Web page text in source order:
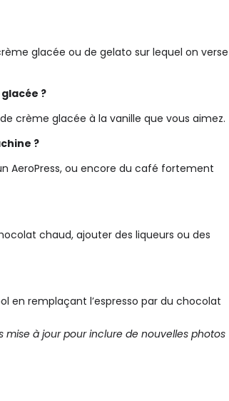
glacée ou de gelato sur lequel on verse
?
crème glacée à la vanille que vous aimez.
?
AeroPress, ou encore du café fortement
chaud, ajouter des liqueurs ou des
en remplaçant l’espresso par du chocolat
mise à jour pour inclure de nouvelles photos